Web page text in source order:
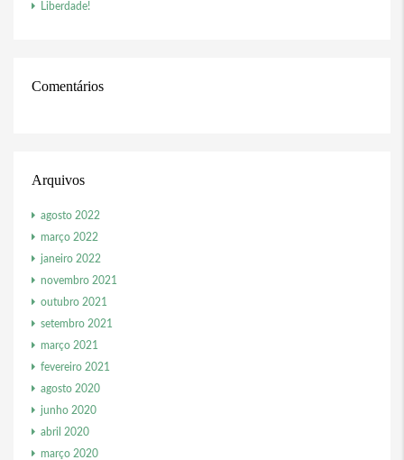
Liberdade!
Comentários
Arquivos
agosto 2022
março 2022
janeiro 2022
novembro 2021
outubro 2021
setembro 2021
março 2021
fevereiro 2021
agosto 2020
junho 2020
abril 2020
março 2020